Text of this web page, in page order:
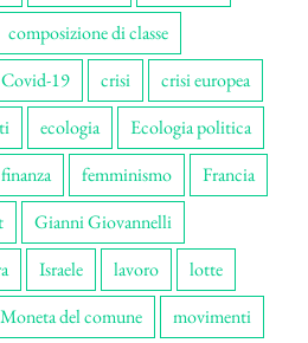
composizione di classe
Covid-19 crisi
crisi europea
ecologia
Ecologia politica
femminismo
Francia
Gianni Giovannelli
Israele lavoro
lotte
Moneta del comune movimenti